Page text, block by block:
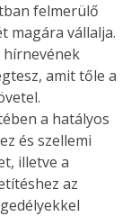
felmerülő
magára vállalja.
hírnevének
amit tőle a
a hatályos
és szellemi
illetve a
az